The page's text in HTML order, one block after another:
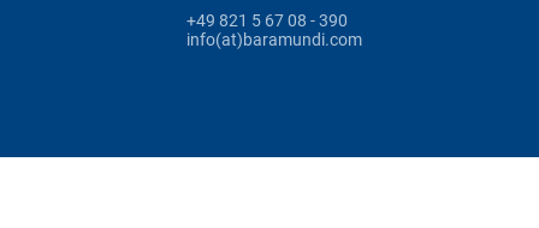
+49 821 5 67 08 - 390
info(at)baramundi.com